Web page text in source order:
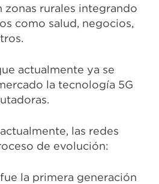
zonas rurales integrando
como salud, negocios,
actualmente ya se
la tecnología 5G
las redes
de evolución:
fue la primera generación